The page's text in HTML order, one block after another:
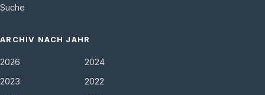
Suche
ARCHIV NACH JAHR
2026
2024
2023
2022